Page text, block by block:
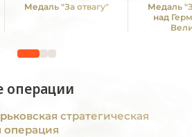
Медаль "За отвагу"
Медаль
над
операции
стратегическая
операция